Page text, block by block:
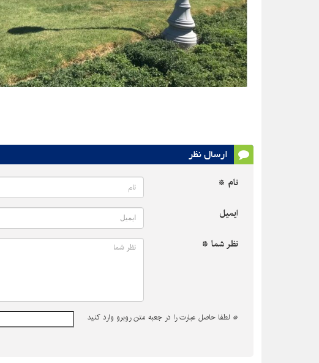
ارسال نظر
نام *
ایمیل
نظر شما *
* لطفا حاصل عبارت را در جعبه متن روبرو وارد کنید